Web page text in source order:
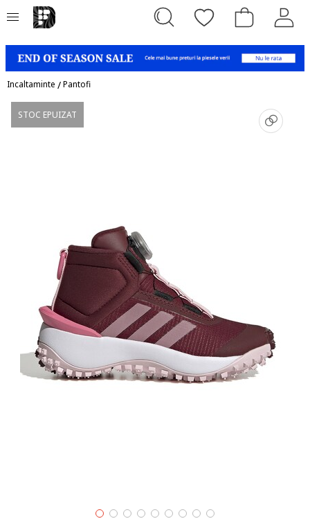
Incaltaminte /Pantofi
STOC EPUIZAT